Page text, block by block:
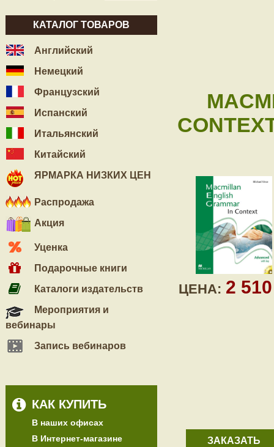
КАТАЛОГ ТОВАРОВ
Английский
Немецкий
Французский
Испанский
Итальянский
Китайский
ЯРМАРКА НИЗКИХ ЦЕН
Распродажа
Акция
Уценка
Подарочные книги
Каталоги издательств
Мероприятия и
вебинары
Запись вебинаров
КАК КУПИТЬ
В наших офисах
В Интернет-магазине
ЦЕНА: 2
ЗАКАЗАТЬ